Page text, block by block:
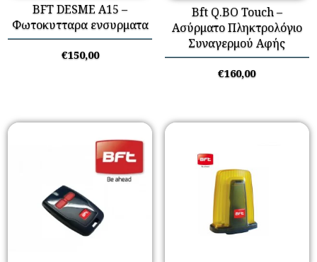
BFT DESME A15 –
Φωτοκυτταρα ενσυρματα
€150,00
Bft Q.BO Touch –
Ασύρματο Πληκτρολόγιο
Συναγερμού Αφής
€160,00